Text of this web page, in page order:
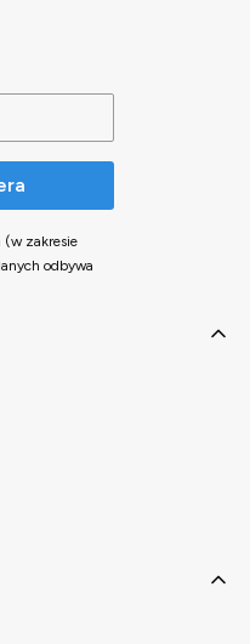
(w zakresie
odbywa